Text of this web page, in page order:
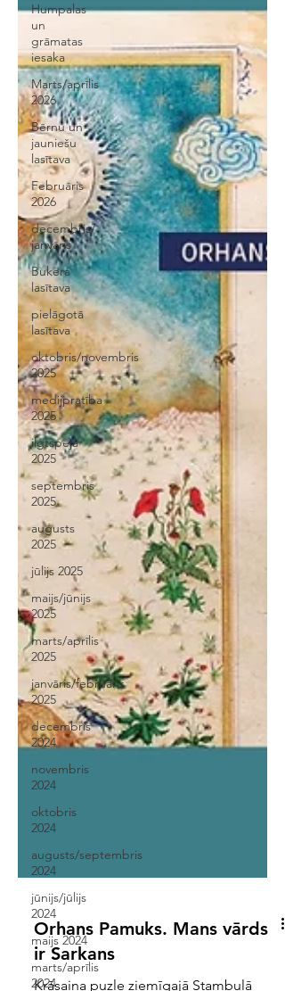
Humpalas
un
grāmatas
iesaka
Marts/aprīlis
2026
Bērnu un
jauniešu
lasītava
Februāris
2026
decembris/
janvāris
Bukera
lasītava
pielāgotā
lasītava
oktobris/novembris
2025
medijpratība
2025
ilgtspēja
2025
septembris
2025
augusts
2025
jūlijs 2025
maijs/jūnijs
2025
marts/aprīlis
2025
janvāris/februāris
2025
decembris
2024
novembris
2024
oktobris
2024
augusts/septembris
2024
jūnijs/jūlijs
2024
maijs 2024
marts/aprīlis
2024
Orhans Pamuks. Mans vārds